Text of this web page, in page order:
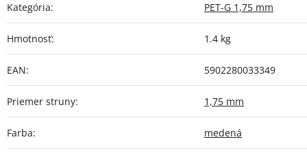
Kategória: PET-G 1,75 mm
Hmotnosť: 1.4 kg
EAN: 5902280033349
Priemer struny: 1,75 mm
Farba: medená